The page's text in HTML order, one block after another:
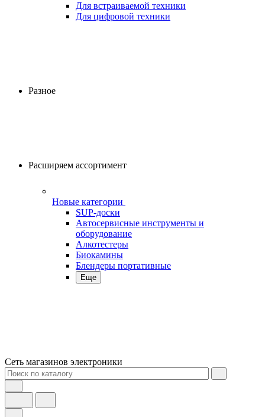
Для встраиваемой техники
Для цифровой техники
Разное
Расширяем ассортимент
Новые категории
SUP-доски
Автосервисные инструменты и
оборудование
Алкотестеры
Биокамины
Блендеры портативные
Еще
Сеть магазинов электроники